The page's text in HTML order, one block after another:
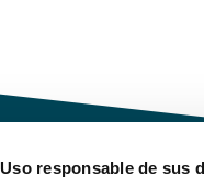
Uso responsable de sus